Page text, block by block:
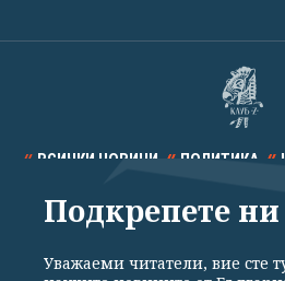
ВСИЧКИ НОВИНИ ПОЛИТИКА
СПОРТ КУЛТУРА
Подкрепете ни
Уважаеми читатели, вие сте